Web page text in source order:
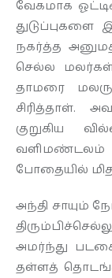
வேகமாக
துடுப்புகளை
நகர்த்த
செல்ல
தாமரை
சிரித்தாள்.
குறுகிய
வளிமண்டலம்
போதையில்
அந்தி சாயும்
அமர்ந்து
தள்ளத்